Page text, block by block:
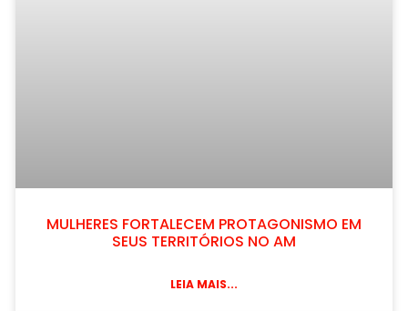
MULHERES FORTALECEM PROTAGONISMO EM
SEUS TERRITÓRIOS NO AM
LEIA MAIS...